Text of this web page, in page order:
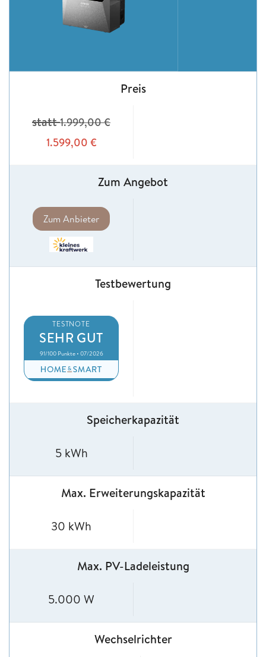
Preis
statt1.999,00€
1.599,00 €
Zum Angebot
Zum Anbieter
Testbewertung
TESTNOTE
SEHR GUT
91/100 Punkte • 07/2026
Speicherkapazität
5 kWh
Max. Erweiterungskapazität
30 kWh
Max. PV-Ladeleistung
5.000 W
Wechselrichter